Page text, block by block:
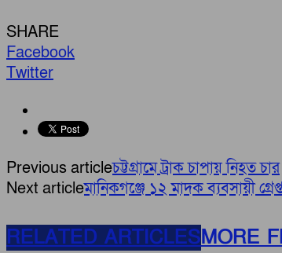
SHARE
Facebook
Twitter
Previous articleচট্টগ্রামে ট্রাক চাপায় নিহত চার
Next articleমানিকগঞ্জে ১২ মাদক ব্যবসায়ী
RELATED ARTICLESMORE